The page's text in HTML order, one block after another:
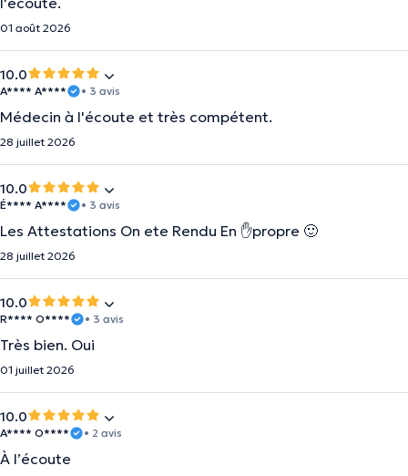
01 août 2026
10.0
A**** A**** • 3 avis
Médecin à l'écoute et très compétent.
28 juillet 2026
10.0
É**** A**** • 3 avis
Les Attestations On ete Rendu En ✋️propre 🙂
28 juillet 2026
10.0
R**** O**** • 3 avis
Très bien. Oui
01 juillet 2026
10.0
A**** O**** • 2 avis
À l’écoute